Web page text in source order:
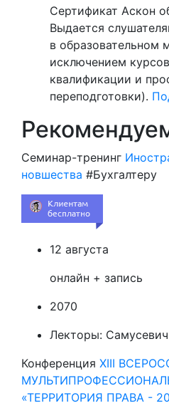
Сертификат Аскон
Выдается
в образовательном
исключением
квалификации и
переподготовки).
Семинар-тренинг
новшества #Бухгалтеру
12 августа
онлайн + запись
2070
Лекторы:
Конференция XIII
«ТЕРРИТОРИЯ ПРАВА -